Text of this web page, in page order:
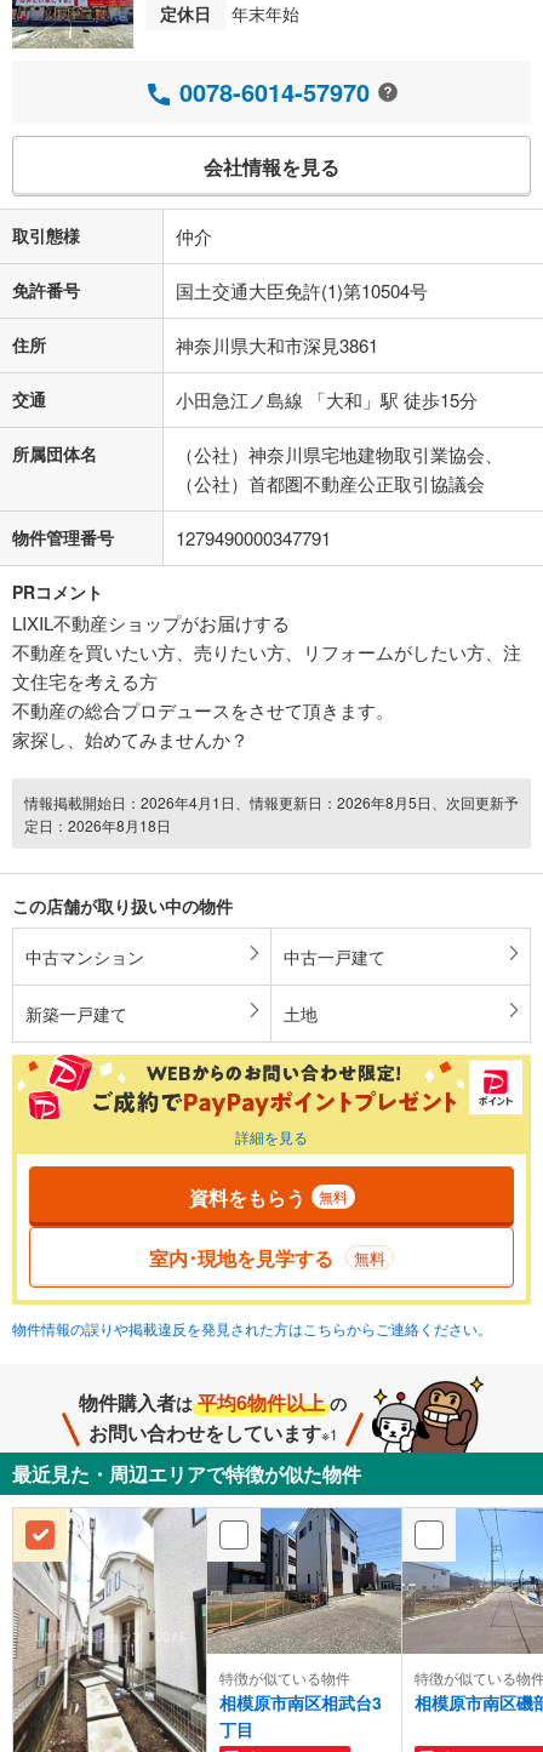
定休日
年末年始
0078-6014-57970
会社情報を見る
取引態様 仲介
免許番号 国土交通大臣免許(1)第10504号
住所 神奈川県大和市深見3861
交通 小田急江ノ島線 「大和」駅 徒歩15分
所属団体名
（公社）神奈川県宅地建物取引業協会、
（公社）首都圏不動産公正取引協議会
物件管理番号 1279490000347791
PRコメント
LIXIL不動産ショップがお届けする
不動産を買いたい方、売りたい方、リフォームがしたい方、注
文住宅を考える方
不動産の総合プロデュースをさせて頂きます。
家探し、始めてみませんか？
情報掲載開始日：2026年4月1日、情報更新日：2026年8月5日、次回更新予
定日：2026年8月18日
この店舗が取り扱い中の物件
中古マンション 中古一戸建て
新築一戸建て 土地
詳細を見る
資料をもらう 無料
室内･現地を見学する 無料
物件情報の誤りや掲載違反を発見された方はこちらからご連絡ください。
物件購入者は 平均6物件以上 の
お問い合わせをしています※1
最近見た・周辺エリアで特徴が似た物件
特徴が似ている物件
相模原市南区相武台3
丁目
特徴が似ている物
相模原市南区磯